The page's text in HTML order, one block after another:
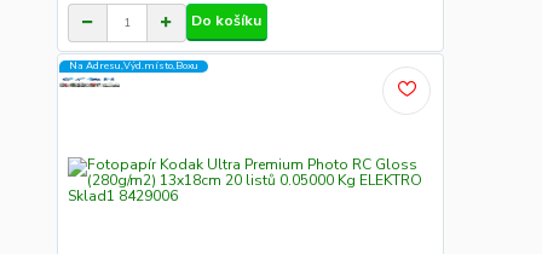
Do košíku
Na Adresu,Výd.místo,Boxu